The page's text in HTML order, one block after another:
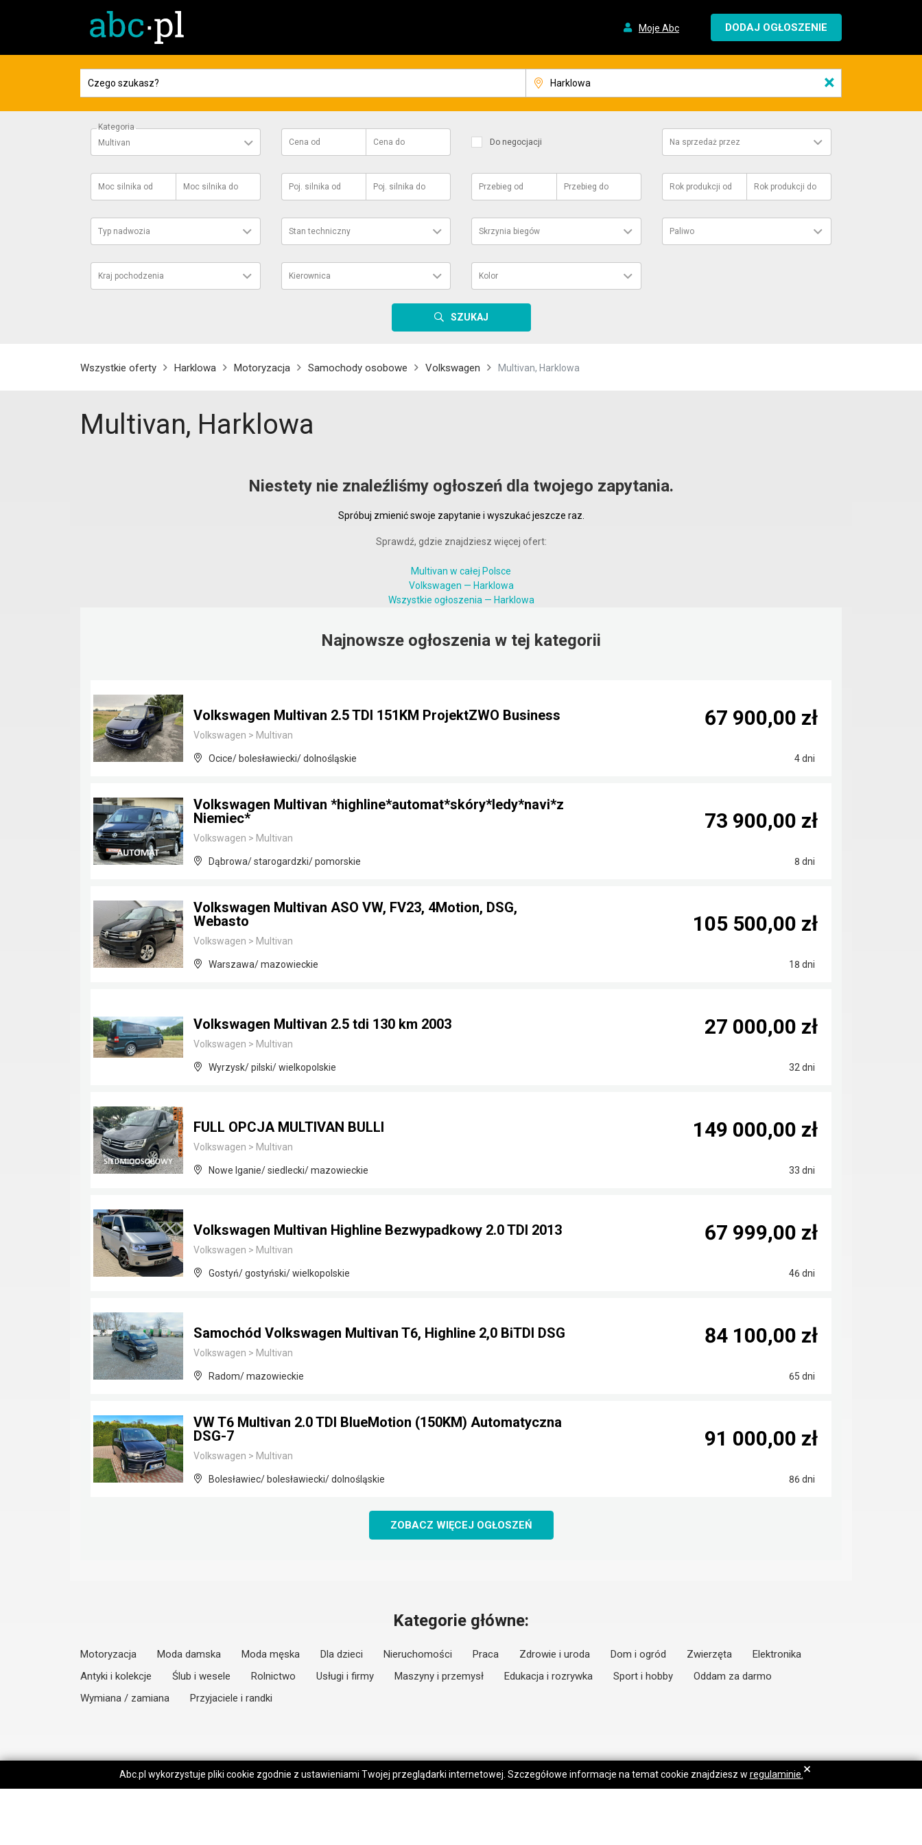
Moje Abc DODAJ OGŁOSZENIE
×
Kategoria
Multivan
Cena od Cena do Do negocjacji Na sprzedaż przez
Moc silnika od Moc silnika do Poj. silnika od Poj. silnika do Przebieg od Przebieg do Rok produkcji od Rok produkcji do
Typ nadwozia Stan techniczny Skrzynia biegów Paliwo
Kraj pochodzenia Kierownica Kolor
SZUKAJ
Wszystkie oferty Harklowa Motoryzacja Samochody osobowe Volkswagen Multivan, Harklowa
Multivan, Harklowa
Niestety nie znaleźliśmy ogłoszeń dla twojego zapytania.
Spróbuj zmienić swoje zapytanie i wyszukać jeszcze raz.
Sprawdź, gdzie znajdziesz więcej ofert:
Multivan w całej Polsce
Volkswagen — Harklowa
Wszystkie ogłoszenia — Harklowa
Najnowsze ogłoszenia w tej kategorii
Volkswagen Multivan 2.5 TDI 151KM ProjektZWO Business
Volkswagen > Multivan
Ocice/ bolesławiecki/ dolnośląskie 4 dni
67 900,00 zł
Volkswagen Multivan *highline*automat*skóry*ledy*navi*z
Niemiec*
Volkswagen > Multivan
Dąbrowa/ starogardzki/ pomorskie 8 dni
73 900,00 zł
Volkswagen Multivan ASO VW, FV23, 4Motion, DSG,
Webasto
Volkswagen > Multivan
Warszawa/ mazowieckie 18 dni
105 500,00 zł
Volkswagen Multivan 2.5 tdi 130 km 2003
Volkswagen > Multivan
Wyrzysk/ pilski/ wielkopolskie 32 dni
27 000,00 zł
FULL OPCJA MULTIVAN BULLI
Volkswagen > Multivan
Nowe Iganie/ siedlecki/ mazowieckie 33 dni
149 000,00 zł
Volkswagen Multivan Highline Bezwypadkowy 2.0 TDI 2013
Volkswagen > Multivan
Gostyń/ gostyński/ wielkopolskie 46 dni
67 999,00 zł
Samochód Volkswagen Multivan T6, Highline 2,0 BiTDI DSG
Volkswagen > Multivan
Radom/ mazowieckie 65 dni
84 100,00 zł
VW T6 Multivan 2.0 TDI BlueMotion (150KM) Automatyczna
DSG-7
Volkswagen > Multivan
Bolesławiec/ bolesławiecki/ dolnośląskie 86 dni
91 000,00 zł
ZOBACZ WIĘCEJ OGŁOSZEŃ
Kategorie główne:
Motoryzacja Moda damska Moda męska Dla dzieci Nieruchomości Praca Zdrowie i uroda Dom i ogród Zwierzęta
Elektronika
Antyki i kolekcje
Ślub i wesele Rolnictwo Usługi i firmy Maszyny i przemysł Edukacja i rozrywka Sport i hobby
Oddam za darmo
Wymiana / zamiana
Przyjaciele i randki
Abc.pl wykorzystuje pliki cookie zgodnie z ustawieniami Twojej przeglądarki internetowej. Szczegółowe informacje na temat cookie znajdziesz w regulaminie. ×